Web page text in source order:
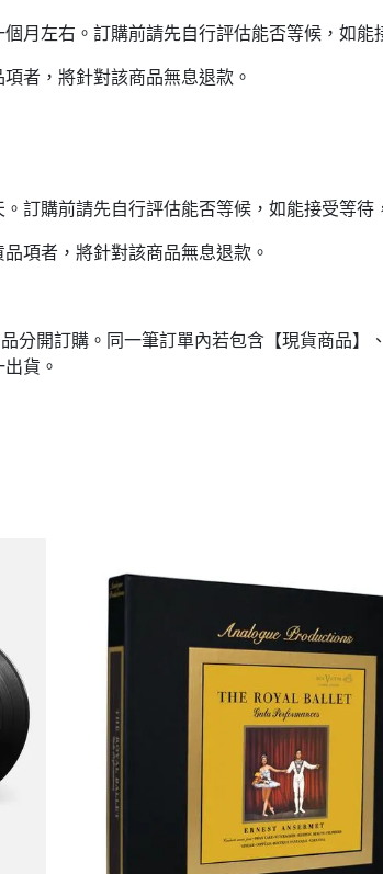
月左右。訂購前請先自行評估能否等候，如能
者，將針對該商品無息退款。
訂購前請先自行評估能否等候，如能接受等待
項者，將針對該商品無息退款。
分開訂購。同一筆訂單內若包含【現貨商品
出貨。